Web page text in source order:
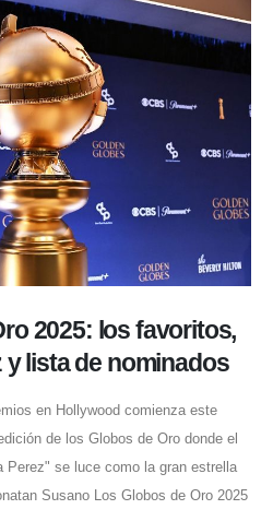
2025: los favoritos,
y lista de nominados
en Hollywood comienza este
de los Globos de Oro donde el
Perez" se luce como la gran estrella
Susano Los Globos de Oro 2025